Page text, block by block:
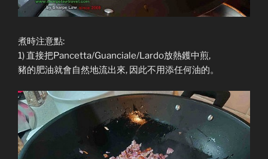
煮時注意點:
1) 直接把Pancetta/Guanciale/Lardo放熱鑊中煎,
豬的肥油就會自然地流出來, 因此不用添任何油的。